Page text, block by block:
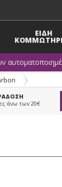
ΕΙΔΗ
άνω των 20€